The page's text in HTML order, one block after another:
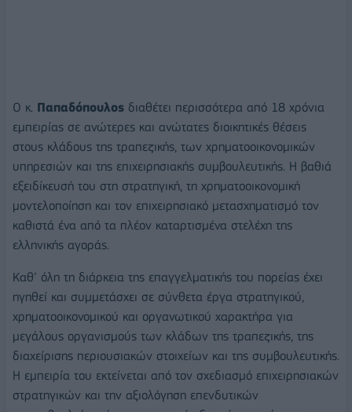
Ο κ. Παπαδόπουλος διαθέτει περισσότερα από 18 χρόνια
εμπειρίας σε ανώτερες και ανώτατες διοικητικές θέσεις
στους κλάδους της τραπεζικής, των χρηματοοικονομικών
υπηρεσιών και της επιχειρησιακής συμβουλευτικής. Η βαθιά
εξειδίκευσή του στη στρατηγική, τη χρηματοοικονομική
μοντελοποίηση και τον επιχειρησιακό μετασχηματισμό τον
καθιστά ένα από τα πλέον καταρτισμένα στελέχη της
ελληνικής αγοράς.
Καθ’ όλη τη διάρκεια της επαγγελματικής του πορείας έχει
ηγηθεί και συμμετάσχει σε σύνθετα έργα στρατηγικού,
χρηματοοικονομικού και οργανωτικού χαρακτήρα για
μεγάλους οργανισμούς των κλάδων της τραπεζικής, της
διαχείρισης περιουσιακών στοιχείων και της συμβουλευτικής.
Η εμπειρία του εκτείνεται από τον σχεδιασμό επιχειρησιακών
στρατηγικών και την αξιολόγηση επενδυτικών